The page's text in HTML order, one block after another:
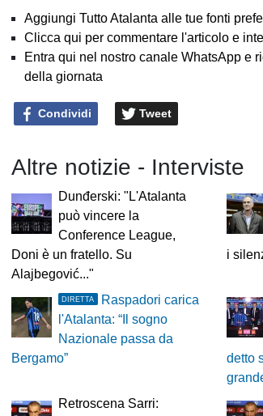
Aggiungi Tutto Atalanta alle tue fonti
Clicca qui per commentare l'articolo e
Entra qui nel nostro canale WhatsApp e
della giornata
Condividi Tweet
Altre notizie - Interviste
Dunđerski: "L'Atalanta
può vincere la
Conference League,
Doni è un fratello. Su
Alajbegović..."
i
DIRETTA
Raspadori carica
l'Atalanta: “Il sogno
Nazionale passa da
Bergamo”
detto
Retroscena Sarri: